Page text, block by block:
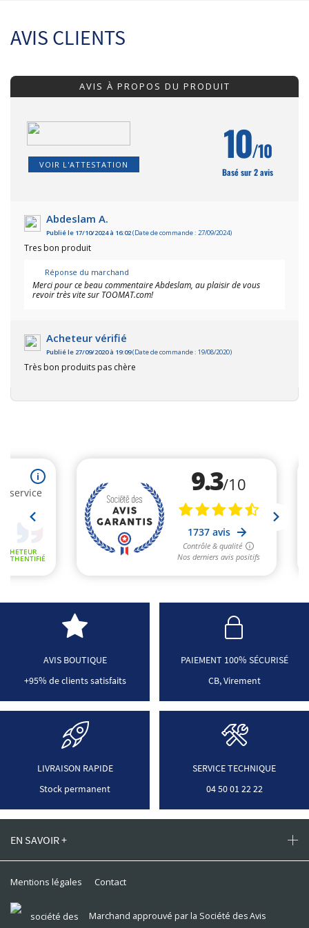
AVIS CLIENTS
AVIS À PROPOS DU PRODUIT
VOIR L'ATTESTATION 10/10
Basé sur 2 avis
Abdeslam A.
Publié le 17/10/2024 à 16:02(Date de commande : 27/09/2024)
Tres bon produit
Réponse du marchand
Merci pour ce beau commentaire Abdeslam, au plaisir de vous
revoir très vite sur TOOMAT.com!
Acheteur vérifié
Publié le 27/09/2020 à 19:09(Date de commande : 19/08/2020)
Très bon produits pas chère
AVIS BOUTIQUE
+95% de clients satisfaits
PAIEMENT 100% SÉCURISÉ
CB, Virement
LIVRAISON RAPIDE
Stock permanent
SERVICE TECHNIQUE
04 50 01 22 22
EN SAVOIR +
Mentions légales Contact
Marchand approuvé par la Société des Avis